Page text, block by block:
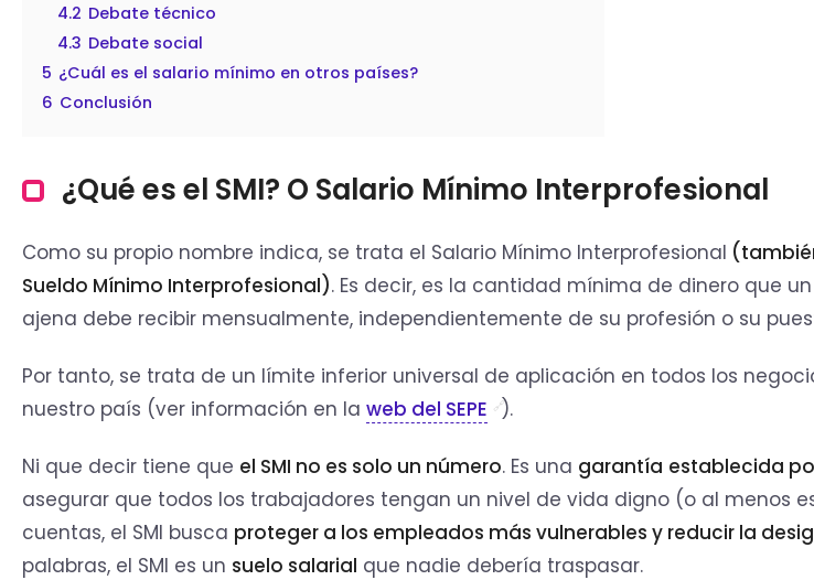
4.2 Debate técnico
4.3 Debate social
5 ¿Cuál es el salario mínimo en otros países?
6 Conclusión
¿Qué es el SMI? O Salario Mínimo Interprofesional
Como su propio nombre indica, se trata el Salario Mínimo Interprofesional
Sueldo Mínimo Interprofesional). Es decir, es la cantidad mínima de dinero que
ajena debe recibir mensualmente, independientemente de su profesión o su
Por tanto, se trata de un límite inferior universal de aplicación en todos los
nuestro país (ver información en la web del SEPE ).
Ni que decir tiene que el SMI no es solo un número. Es una garantía establecida
asegurar que todos los trabajadores tengan un nivel de vida digno (o al menos
cuentas, el SMI busca proteger a los empleados más vulnerables y reducir la
palabras, el SMI es un suelo salarial que nadie debería traspasar.